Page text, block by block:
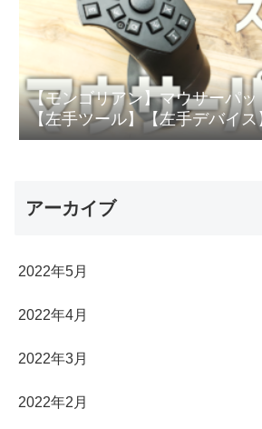
【モンゴリアン】マウサーパ
【左手ツール】【左手デバイス
アーカイブ
2022年5月
2022年4月
2022年3月
2022年2月